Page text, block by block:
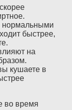
нормальными
быстрее,
на
кушаете в
во время